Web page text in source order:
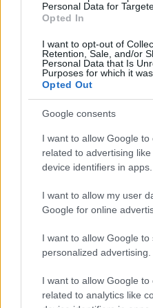
Personal Data for
Opted In
I want to opt-out of
Retention, Sale, and/or
Personal Data that Is
Purposes for which it
Opted Out
Google consents
I want to allow Google to
related to advertising
device identifiers in apps.
I want to allow my user
Google for online
I want to allow Google to
personalized advertising.
I want to allow Google to
related to analytics like
Además, hay algunos
mosquitos portadores
han sido
está realmente
momento menos
los meses de mayo a
estación seca. En
tomar medicamentos
ir y definitivamente se
tenga un tiempo libre
6.) Terminas con
durante el día
horas, más o menos).